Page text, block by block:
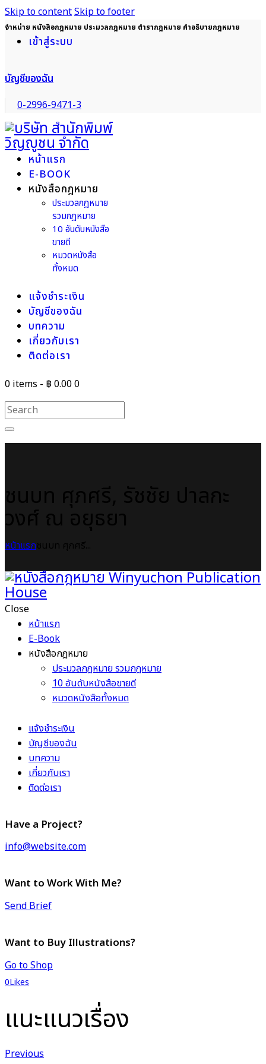
Skip to contentSkip to footer
จำหน่าย หนังสือกฎหมาย ประมวลกฎหมาย ตำรากฎหมาย คำอธิบายกฎหมาย
เข้าสู่ระบบ
บัญชีของฉัน
0-2996-9471-3
หน้าแรก
E-BOOK
หนังสือกฎหมาย
ประมวลกฎหมาย
รวมกฎหมาย
10 อันดับหนังสือ
ขายดี
หมวดหนังสือ
ทั้งหมด
แจ้งชำระเงิน
บัญชีของฉัน
บทความ
เกี่ยวกับเรา
ติดต่อเรา
0 items - ฿ 0.000
หน้าแรก
Close
หน้าแรก
E-Book
หนังสือกฎหมาย
ประมวลกฎหมาย รวมกฎหมาย
10 อันดับหนังสือขายดี
หมวดหนังสือทั้งหมด
แจ้งชำระเงิน
บัญชีของฉัน
บทความ
เกี่ยวกับเรา
ติดต่อเรา
Have a Project?
info@website.com
Want to Work With Me?
Send Brief
Want to Buy Illustrations?
Go to Shop
0Likes
แนะแนวเรื่อง
Previous